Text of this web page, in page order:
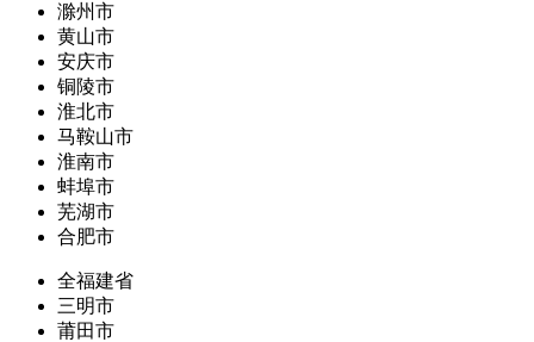
滁州市
黄山市
安庆市
铜陵市
淮北市
马鞍山市
淮南市
蚌埠市
芜湖市
合肥市
全福建省
三明市
莆田市